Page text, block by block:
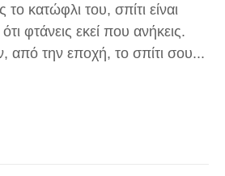
κατώφλι του, σπίτι είναι
φτάνεις εκεί που ανήκεις.
από την εποχή, το σπίτι σου...